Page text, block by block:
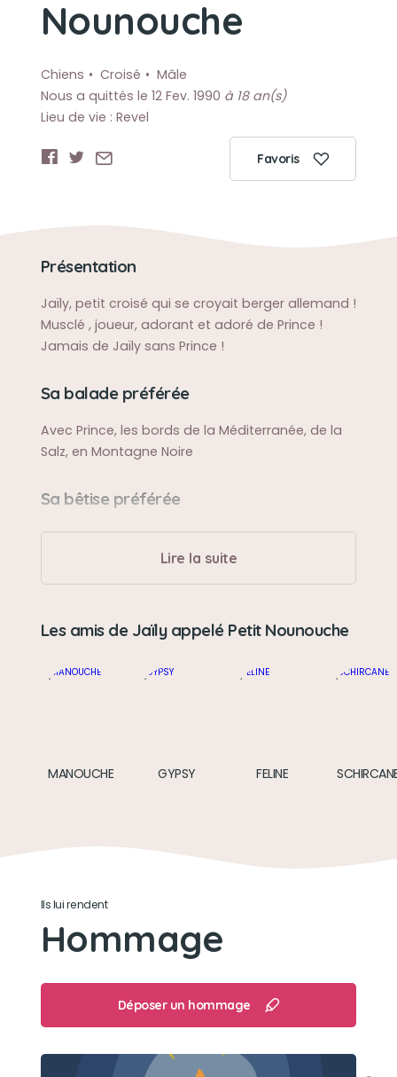
Nounouche
Chiens Croisé
Mâle
Nous a quittés le 12 Fev. 1990 à 18 an(s)
Lieu de vie : Revel
Favoris
Présentation
Jaïly, petit croisé qui se croyait berger allemand !
Musclé , joueur, adorant et adoré de Prince !
Jamais de Jaïly sans Prince !
Sa balade préférée
Avec Prince, les bords de la Méditerranée, de la
Salz, en Montagne Noire
Sa bêtise préférée
Idem que Prince, les 2 font la paire !
Son caractère
Mon bébé ! Jamais peur, fanfaron, câlin,
Son jouet préféré
Lire la suite
Les amis de Jaïly appelé Petit Nounouche
MANOUCHE GYPSY FELINE
Ils lui rendent
Hommage
Déposer un hommage